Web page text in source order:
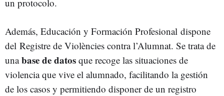
un protocolo.
Además, Educación y Formación Profesional dispone
del Registre de Violències contra l’Alumnat. Se trata de
unabase de datos que recoge las situaciones de
violencia que vive el alumnado, facilitando la gestión
de los casos y permitiendo disponer de un registro